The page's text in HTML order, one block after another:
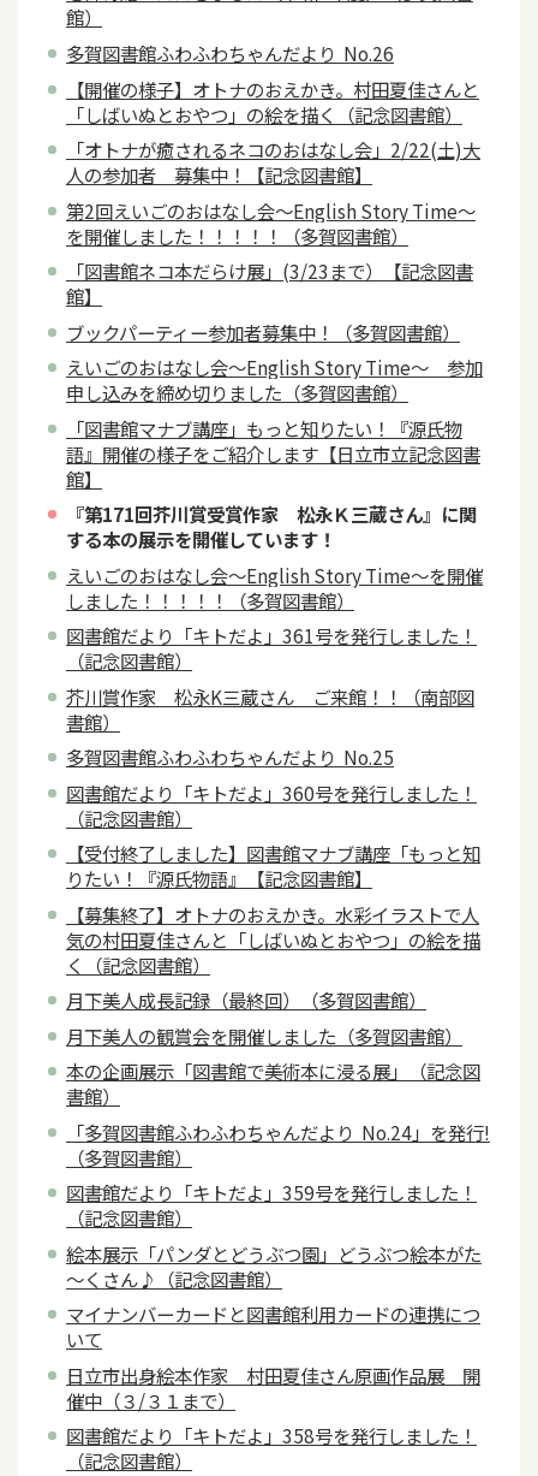
館）
多賀図書館ふわふわちゃんだより No.26
【開催の様子】オトナのおえかき。村田夏佳さんと
「しばいぬとおやつ」の絵を描く（記念図書館）
「オトナが癒されるネコのおはなし会」2/22(土)大
人の参加者 募集中！【記念図書館】
第2回えいごのおはなし会～English Story Time～
を開催しました！！！！！（多賀図書館）
「図書館ネコ本だらけ展」(3/23まで）【記念図書
館】
ブックパーティー参加者募集中！（多賀図書館）
えいごのおはなし会～English Story Time～ 参加
申し込みを締め切りました（多賀図書館）
「図書館マナブ講座」もっと知りたい！『源氏物
語』開催の様子をご紹介します【日立市立記念図書
館】
『第171回芥川賞受賞作家 松永Ｋ三蔵さん』に関
する本の展示を開催しています！
えいごのおはなし会～English Story Time～を開催
しました！！！！！（多賀図書館）
図書館だより「キトだよ」361号を発行しました！
（記念図書館）
芥川賞作家 松永K三蔵さん ご来館！！（南部図
書館）
多賀図書館ふわふわちゃんだより No.25
図書館だより「キトだよ」360号を発行しました！
（記念図書館）
【受付終了しました】図書館マナブ講座「もっと知
りたい！『源氏物語』【記念図書館】
【募集終了】オトナのおえかき。水彩イラストで人
気の村田夏佳さんと「しばいぬとおやつ」の絵を描
く（記念図書館）
月下美人成長記録（最終回）（多賀図書館）
月下美人の観賞会を開催しました（多賀図書館）
本の企画展示「図書館で美術本に浸る展」（記念図
書館）
「多賀図書館ふわふわちゃんだより No.24」を発行!
（多賀図書館）
図書館だより「キトだよ」359号を発行しました！
（記念図書館）
絵本展示「パンダとどうぶつ園」どうぶつ絵本がた
～くさん♪（記念図書館）
マイナンバーカードと図書館利用カードの連携につ
いて
日立市出身絵本作家 村田夏佳さん原画作品展 開
催中（３/３１まで）
図書館だより「キトだよ」358号を発行しました！
（記念図書館）